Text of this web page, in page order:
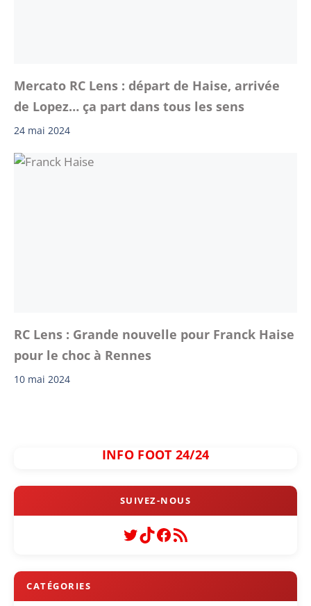
Mercato RC Lens : départ de Haise, arrivée
de Lopez… ça part dans tous les sens
24 mai 2024
RC Lens : Grande nouvelle pour Franck Haise
pour le choc à Rennes
10 mai 2024
INFO FOOT 24/24
Twitter
TikTok
Facebook
Flux RSS